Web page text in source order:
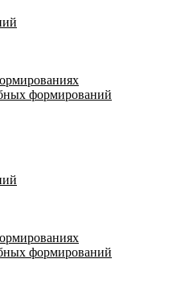
формирований
формирований